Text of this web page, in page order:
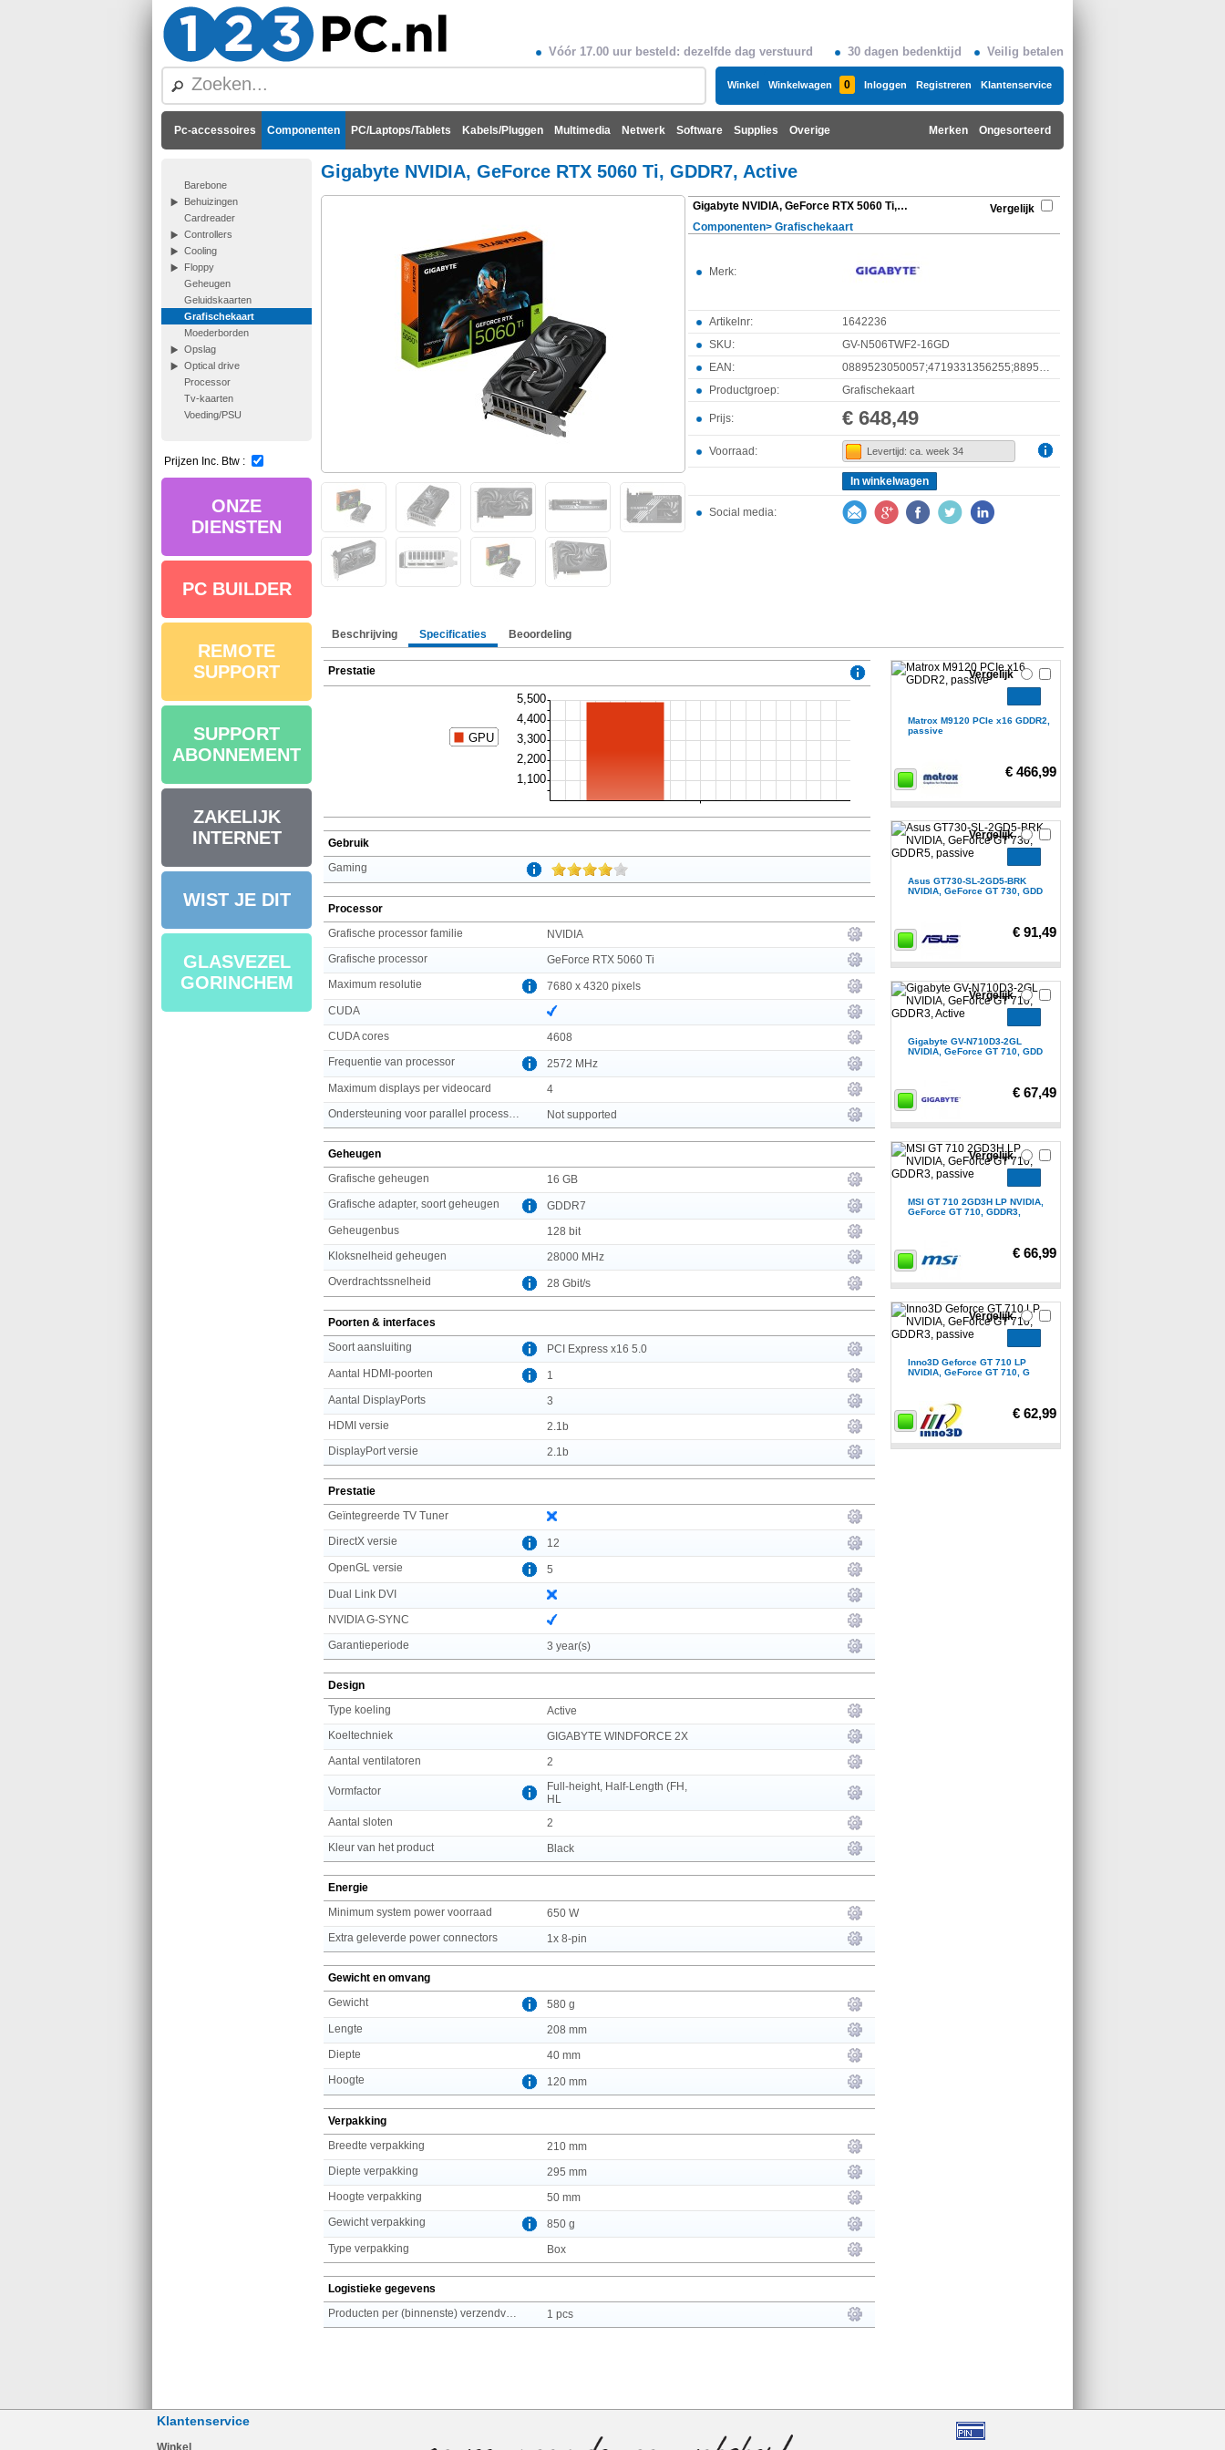
Vóór 17.00 uur besteld: dezelfde dag verstuurd 30 dagen bedenktijd Veilig betalen
Winkel Winkelwagen 0 Inloggen Registreren Klantenservice
Pc-accessoires Componenten PC/Laptops/Tablets Kabels/Pluggen Multimedia Netwerk Software Supplies Overige Ongesorteerd
Merken
Barebone
Behuizingen
Cardreader
Controllers
Cooling
Floppy
Geheugen
Geluidskaarten
Grafischekaart
Moederborden
Opslag
Optical drive
Processor
Tv-kaarten
Voeding/PSU
Prijzen Inc. Btw :
ONZE
DIENSTEN
PC BUILDER
REMOTE
SUPPORT
SUPPORT
ABONNEMENT
ZAKELIJK
INTERNET
WIST JE DIT
GLASVEZEL
GORINCHEM
Gigabyte NVIDIA, GeForce RTX 5060 Ti, GDDR7, Active
Gigabyte NVIDIA, GeForce RTX 5060 Ti, GDDR7, Active
Vergelijk
Componenten> Grafischekaart
Merk:
Artikelnr:
1642236
SKU:
GV-N506TWF2-16GD
EAN:
Productgroep:
Grafischekaart
Prijs: € 648,49
Voorraad: Levertijd: ca. week 34
In winkelwagen
Social media:
Beschrijving Specificaties Beoordeling
Prestatie
Gebruik
Gaming
Processor
Grafische processor familie
NVIDIA
Grafische processor
GeForce RTX 5060 Ti
Maximum resolutie
7680 x 4320 pixels
CUDA
CUDA cores
4608
Frequentie van processor
2572 MHz
Maximum displays per videocard
4
Not supported
Geheugen
Grafische geheugen
16 GB
Grafische adapter, soort geheugen
GDDR7
Geheugenbus
128 bit
Kloksnelheid geheugen
28000 MHz
Overdrachtssnelheid
28 Gbit/s
Poorten & interfaces
Soort aansluiting
PCI Express x16 5.0
Aantal HDMI-poorten
1
Aantal DisplayPorts
3
HDMI versie
2.1b
DisplayPort versie
2.1b
Prestatie
Geïntegreerde TV Tuner
DirectX versie
12
OpenGL versie
5
Dual Link DVI
NVIDIA G-SYNC
Garantieperiode
3 year(s)
Design
Type koeling
Active
Koeltechniek
GIGABYTE WINDFORCE 2X
Aantal ventilatoren
2
Vormfactor
Full-height, Half-Length (FH,
HL
Aantal sloten
2
Kleur van het product
Black
Energie
Minimum system power voorraad
650 W
Extra geleverde power connectors
1x 8-pin
Gewicht en omvang
Gewicht
580 g
Lengte
208 mm
Diepte
40 mm
Hoogte
120 mm
Verpakking
Breedte verpakking
210 mm
Diepte verpakking
295 mm
Hoogte verpakking
50 mm
Gewicht verpakking
850 g
Type verpakking
Box
Logistieke gegevens
1 pcs
Matrox M9120 PCIe x16 GDDR2,
passive
€ 466,99
Vergelijk
Asus GT730-SL-2GD5-BRK
NVIDIA, GeForce GT 730, GDD
€ 91,49
Vergelijk
Gigabyte GV-N710D3-2GL
NVIDIA, GeForce GT 710, GDD
€ 67,49
Vergelijk
MSI GT 710 2GD3H LP NVIDIA,
GeForce GT 710, GDDR3,
€ 66,99
Vergelijk
Inno3D Geforce GT 710 LP
NVIDIA, GeForce GT 710, G
€ 62,99
Vergelijk
Klantenservice
Winkel